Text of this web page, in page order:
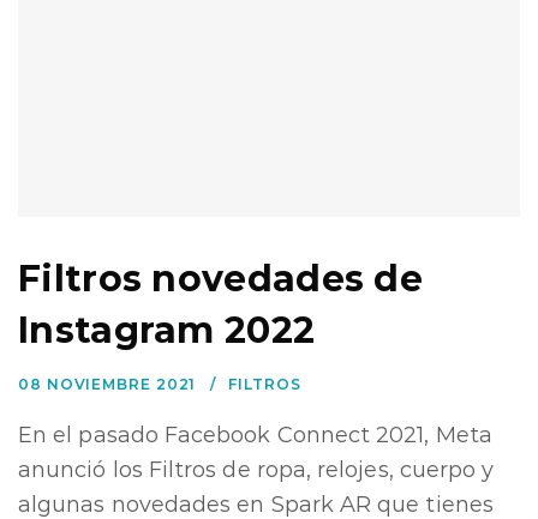
Filtros novedades de
Instagram 2022
08 NOVIEMBRE 2021 FILTROS
En el pasado Facebook Connect 2021, Meta
anunció los Filtros de ropa, relojes, cuerpo y
algunas novedades en Spark AR que tienes